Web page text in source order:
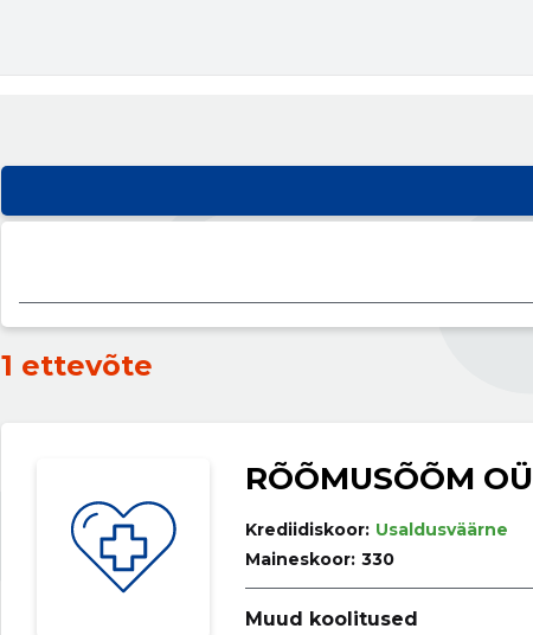
1 ettevõte
RÕÕMUSÕÕM OÜ
Krediidiskoor: Usaldusväärne
Maineskoor: 330
Muud koolitused